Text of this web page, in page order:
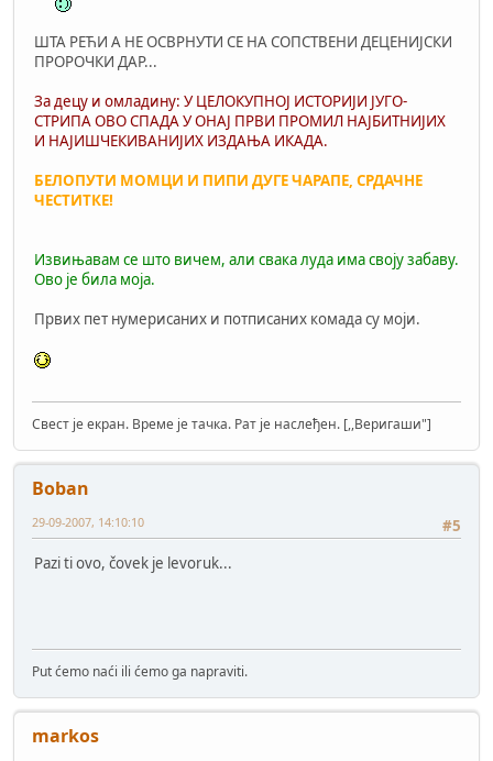
ШТА РЕЋИ А НЕ ОСВРНУТИ СЕ НА СОПСТВЕНИ ДЕЦЕНИЈСКИ
ПРОРОЧКИ ДАР...
За децу и омладину: У ЦЕЛОКУПНОЈ ИСТОРИЈИ ЈУГО-
СТРИПА ОВО СПАДА У ОНАЈ ПРВИ ПРОМИЛ НАЈБИТНИЈИХ
И НАЈИШЧЕКИВАНИЈИХ ИЗДАЊА ИКАДА.
БЕЛОПУТИ МОМЦИ И ПИПИ ДУГЕ ЧАРАПЕ, СРДАЧНЕ
ЧЕСТИТКЕ!
Извињавам се што вичем, али свака луда има своју забаву.
Ово је била моја.
Првих пет нумерисаних и потписаних комада су моји.
Свест је екран. Време је тачка. Рат је наслеђен. [,,Веригаши"]
Boban
#5
29-09-2007, 14:10:10
Pazi ti ovo, čovek je levoruk...
Put ćemo naći ili ćemo ga napraviti.
markos